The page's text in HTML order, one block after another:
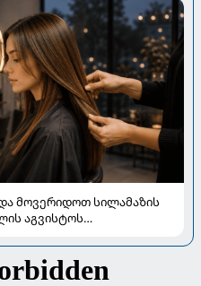
მოვერიდოთ სილამაზის
აგვისტოს